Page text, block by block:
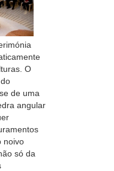
O
de uma
angular
noivo
só da